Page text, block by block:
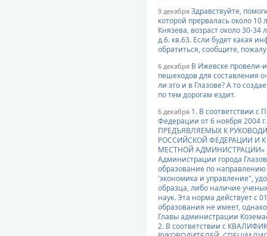
9 декабря Здравствуйте,
которой прервалась около
Князева, возраст около 30-
д.6. кв.63. Если будет какая
обратиться, сообщите,
6 декабря В Ижевске провели-
пешеходов для составления
ли это и в Глазове? А то
по тем дорогам ездит.
6 декабря 1. В соответствии с
Федерации от 6 ноября
ПРЕДЪЯВЛЯЕМЫХ К
РОССИЙСКОЙ ФЕДЕРАЦИИ И
МЕСТНОЙ АДМИНИСТРАЦИИ»
Администрации города
образование по
'экономика и управление",
образца, либо наличие
наук. Эта норма действует с
образования не имеет,
Главы администрации
2. В соответствии с